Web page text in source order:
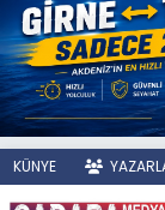
KÜNYE